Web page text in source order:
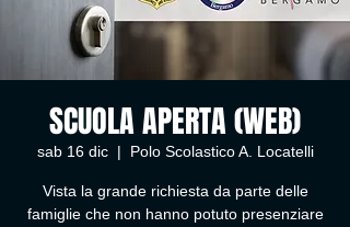
SCUOLA APERTA (WEB)
sab 16 dic
  |
Polo Scolastico A. Locatelli
Vista la grande richiesta da parte delle
famiglie che non hanno potuto presenziare